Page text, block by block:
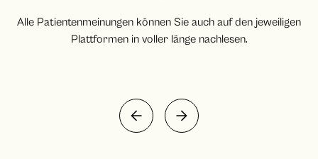
Alle Patientenmeinungen können Sie auch auf den jeweiligen
Plattformen in voller länge nachlesen.